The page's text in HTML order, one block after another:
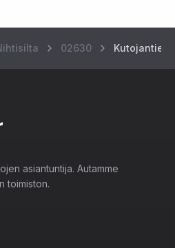
02630 Kutojantie 7
asiantuntija. Autamme
toimiston.